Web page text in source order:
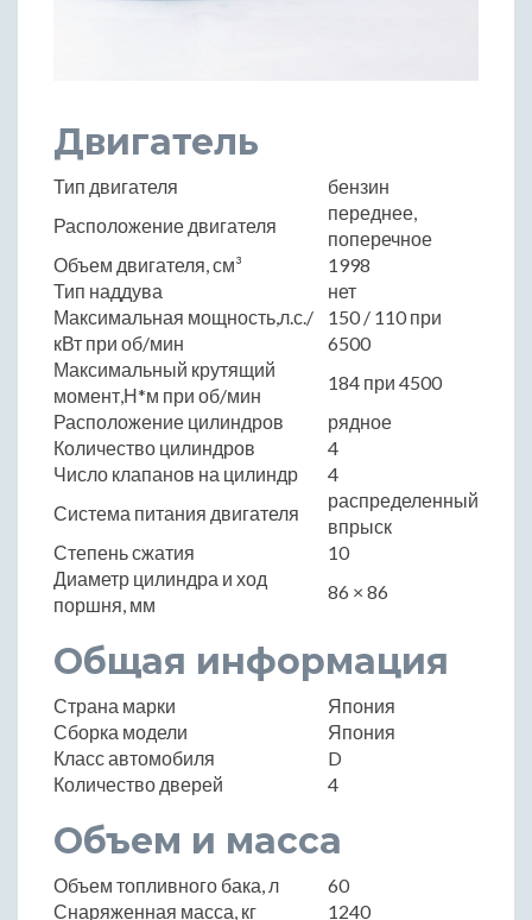
Двигатель
Тип двигателя
бензин
Расположение двигателя
переднее,
поперечное
Объем двигателя, см³
1998
Тип наддува
нет
Максимальная мощность,л.с./
кВт при об/мин
150 / 110 при
6500
Максимальный крутящий
момент,Н*м при об/мин
184 при 4500
Расположение цилиндров
рядное
Количество цилиндров
4
Число клапанов на цилиндр
4
Система питания двигателя
распределенный
впрыск
Степень сжатия
10
Диаметр цилиндра и ход
поршня, мм
86 × 86
Общая информация
Страна марки
Япония
Сборка модели
Япония
Класс автомобиля
D
Количество дверей
4
Объем и масса
Объем топливного бака, л
60
Снаряженная масса, кг
1240